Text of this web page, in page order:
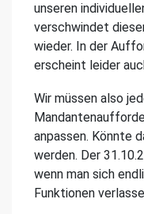
unseren
verschwindet
wieder. In der
erscheint leider
Wir müssen also
anpassen. Könnte
werden. Der
wenn man sich
Funktionen